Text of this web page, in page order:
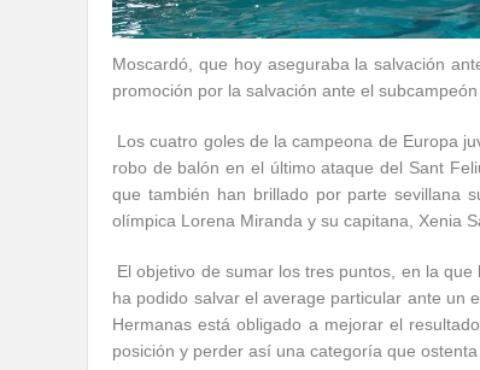
Moscardó, que hoy aseguraba la salvación
promoción por la salvación ante el
Los cuatro goles de la campeona de Europa
robo de balón en el último ataque del Sant
que también han brillado por parte sevillana
olímpica Lorena Miranda y su capitana, Xenia
El objetivo de sumar los tres puntos, en la
ha podido salvar el average particular ante un
Hermanas está obligado a mejorar el
posición y perder así una categoría que